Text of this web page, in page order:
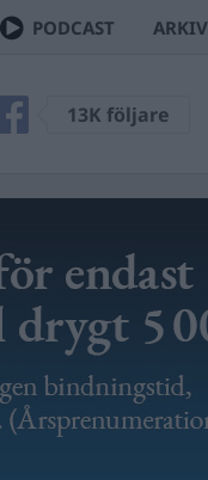
PODCAST ARKIV
13K följare